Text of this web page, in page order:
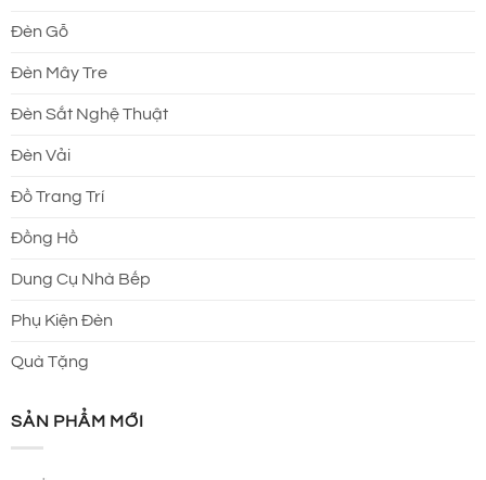
Đèn Gỗ
Đèn Mây Tre
Đèn Sắt Nghệ Thuật
Đèn Vải
Đồ Trang Trí
Đồng Hồ
Dung Cụ Nhà Bếp
Phụ Kiện Đèn
Quà Tặng
SẢN PHẨM MỚI